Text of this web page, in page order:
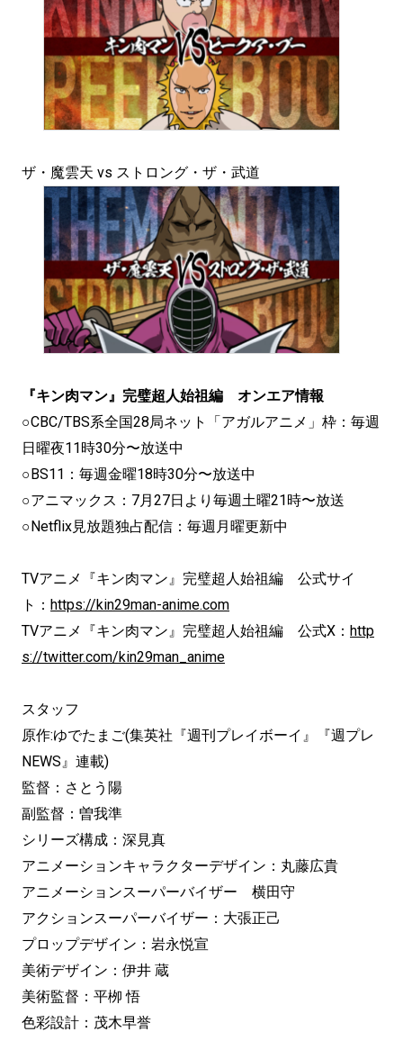
ザ・魔雲天 vs ストロング・ザ・武道
『キン肉マン』完璧超人始祖編 オンエア情報
○CBC/TBS系全国28局ネット「アガルアニメ」枠：毎週
日曜夜11時30分〜放送中
○BS11：毎週金曜18時30分〜放送中
○アニマックス：7月27日より毎週土曜21時〜放送
○Netflix見放題独占配信：毎週月曜更新中
TVアニメ『キン肉マン』完璧超人始祖編 公式サイ
ト： https://kin29man-anime.com
TVアニメ『キン肉マン』完璧超人始祖編 公式X： http
s://twitter.com/kin29man_anime
スタッフ
原作:ゆでたまご(集英社『週刊プレイボーイ』『週プレ
NEWS』連載)
監督：さとう陽
副監督：曽我準
シリーズ構成：深見真
アニメーションキャラクターデザイン：丸藤広貴
アニメーションスーパーバイザー 横田守
アクションスーパーバイザー：大張正己
プロップデザイン：岩永悦宣
美術デザイン：伊井 蔵
美術監督：平栁 悟
色彩設計：茂木早誉